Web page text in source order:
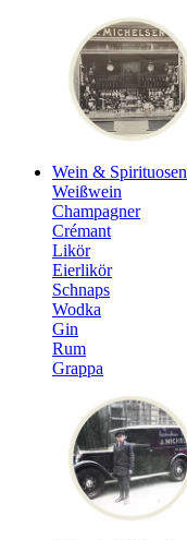
Wein & Spirituosen
Weißwein
Champagner
Crémant
Likör
Eierlikör
Schnaps
Wodka
Gin
Rum
Grappa